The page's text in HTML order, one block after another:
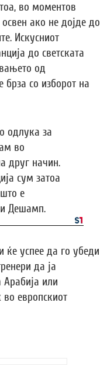
во моментов
ако не дојде до
Искусниот
до светската
од
со изборот на
одлука за
во
друг начин.
сум затоа
е
Дешамп.
ќе успее да го убеди
да ја
или
европскиот